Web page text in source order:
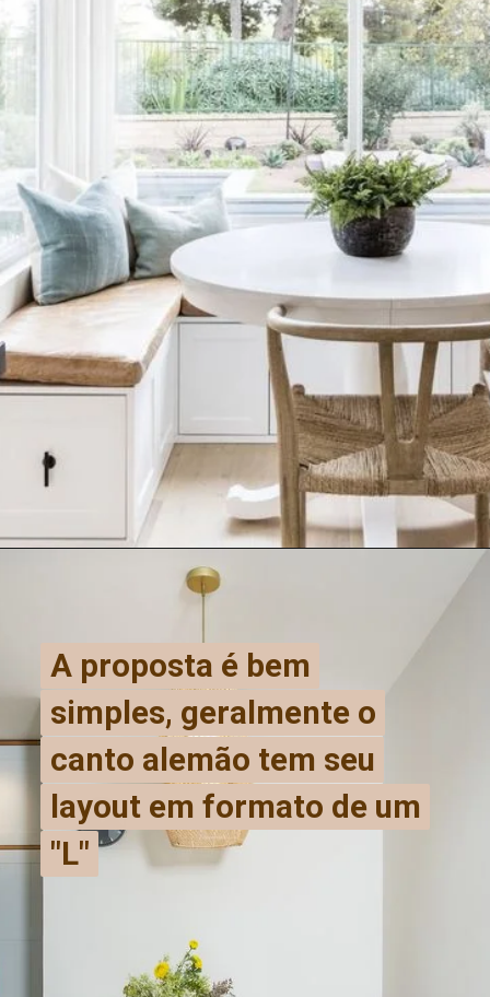
A proposta é bem
simples, geralmente o
canto alemão tem seu
layout em formato de um
"L"
A proposta é bem
simples, geralmente o
canto alemão tem seu
layout em formato de um
"L"